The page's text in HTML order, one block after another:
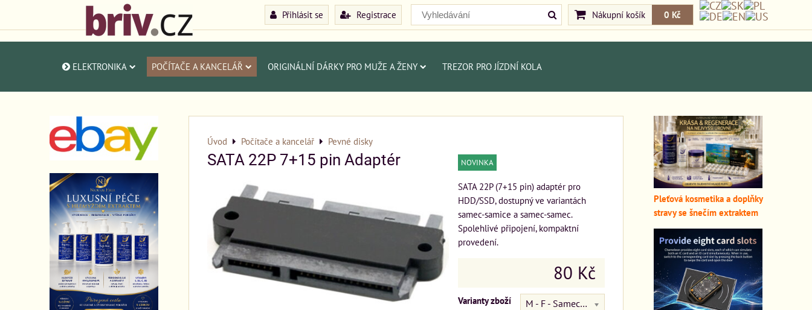
Přihlásit se Registrace Nákupní košík 0 Kč
ELEKTRONIKA POČÍTAČE A KANCELÁŘ ORIGINÁLNÍ DÁRKY PRO MUŽE A ŽENY TREZOR PRO JÍZDNÍ KOLA
Úvod Počítače a kancelář Pevné disky
SATA 22P 7+15 pin Adaptér NOVINKA
SATA 22P (7+15 pin) adaptér pro
HDD/SSD, dostupný ve variantách
samec-samice a samec-samec.
Spolehlivé připojení, kompaktní
provedení.
80 Kč
Varianty zboží M - F - Samec na Samice
Pleťová kosmetika a doplňky
stravy se šnečím extraktem